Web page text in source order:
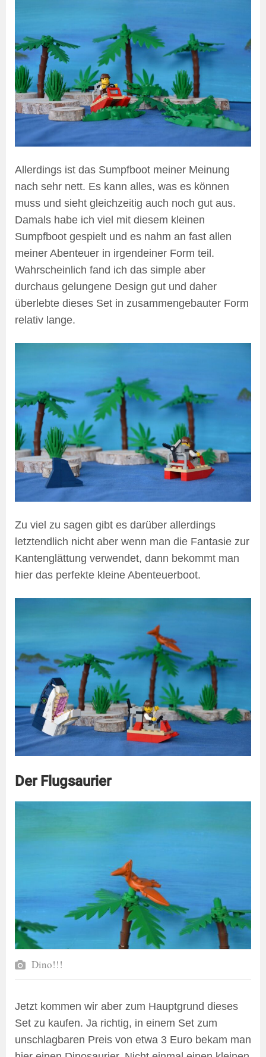
Allerdings ist das Sumpfboot meiner Meinung
nach sehr nett. Es kann alles, was es können
muss und sieht gleichzeitig auch noch gut aus.
Damals habe ich viel mit diesem kleinen
Sumpfboot gespielt und es nahm an fast allen
meiner Abenteuer in irgendeiner Form teil.
Wahrscheinlich fand ich das simple aber
durchaus gelungene Design gut und daher
überlebte dieses Set in zusammengebauter Form
relativ lange.
Zu viel zu sagen gibt es darüber allerdings
letztendlich nicht aber wenn man die Fantasie zur
Kantenglättung verwendet, dann bekommt man
hier das perfekte kleine Abenteuerboot.
Der Flugsaurier
Dino!!!
Jetzt kommen wir aber zum Hauptgrund dieses
Set zu kaufen. Ja richtig, in einem Set zum
unschlagbaren Preis von etwa 3 Euro bekam man